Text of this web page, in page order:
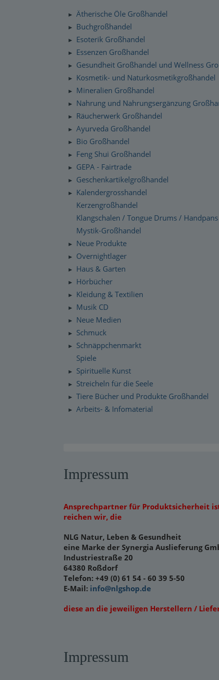
Zahlung und Versand
Datenschutzerklärung
Checkdates
Moravan Naturkosmetik
Primavera Life Sortiment
Alaya Engelkerzen
Gabriel Tech Sortiment
Engelalm Edelstein Essenzen
Schnelllager
► Ätherische Öle Großhandel
► Buchgroßhandel
► Esoterik Großhandel
► Essenzen Großhandel
► Gesundheit Großhandel und Wellness
► Kosmetik- und Naturkosmetikgroßhandel
► Mineralien Großhandel
► Nahrung und Nahrungsergänzung
► Räucherwerk Großhandel
► Ayurveda Großhandel
► Bio Großhandel
► Feng Shui Großhandel
► GEPA - Fairtrade
► Geschenkartikelgroßhandel
►
Kalendergrosshandel
Kerzengroßhandel
Klangschalen / Tongue Drums /
Mystik-Großhandel
► Neue Produkte
► Overnightlager
► Haus & Garten
► Hörbücher
► Kleidung & Textilien
► Musik CD
► Neue Medien
► Schmuck
►
Schnäppchenmarkt
Spiele
► Spirituelle Kunst
► Streicheln für die Seele
► Tiere Bücher und Produkte Großhandel
► Arbeits- & Infomaterial
Schnelllager
Kataloge
Impressum
Ansprechpartner für Produktsicherheit
reichen wir, die
NLG Natur, Leben & Gesundheit
eine Marke der Synergia Auslieferung
Industriestraße 20
64380 Roßdorf
Telefon: +49 (0) 61 54 - 60 39 5-50
E-Mail: info@nlgshop.de
diese an die jeweiligen Herstellern /
Impressum